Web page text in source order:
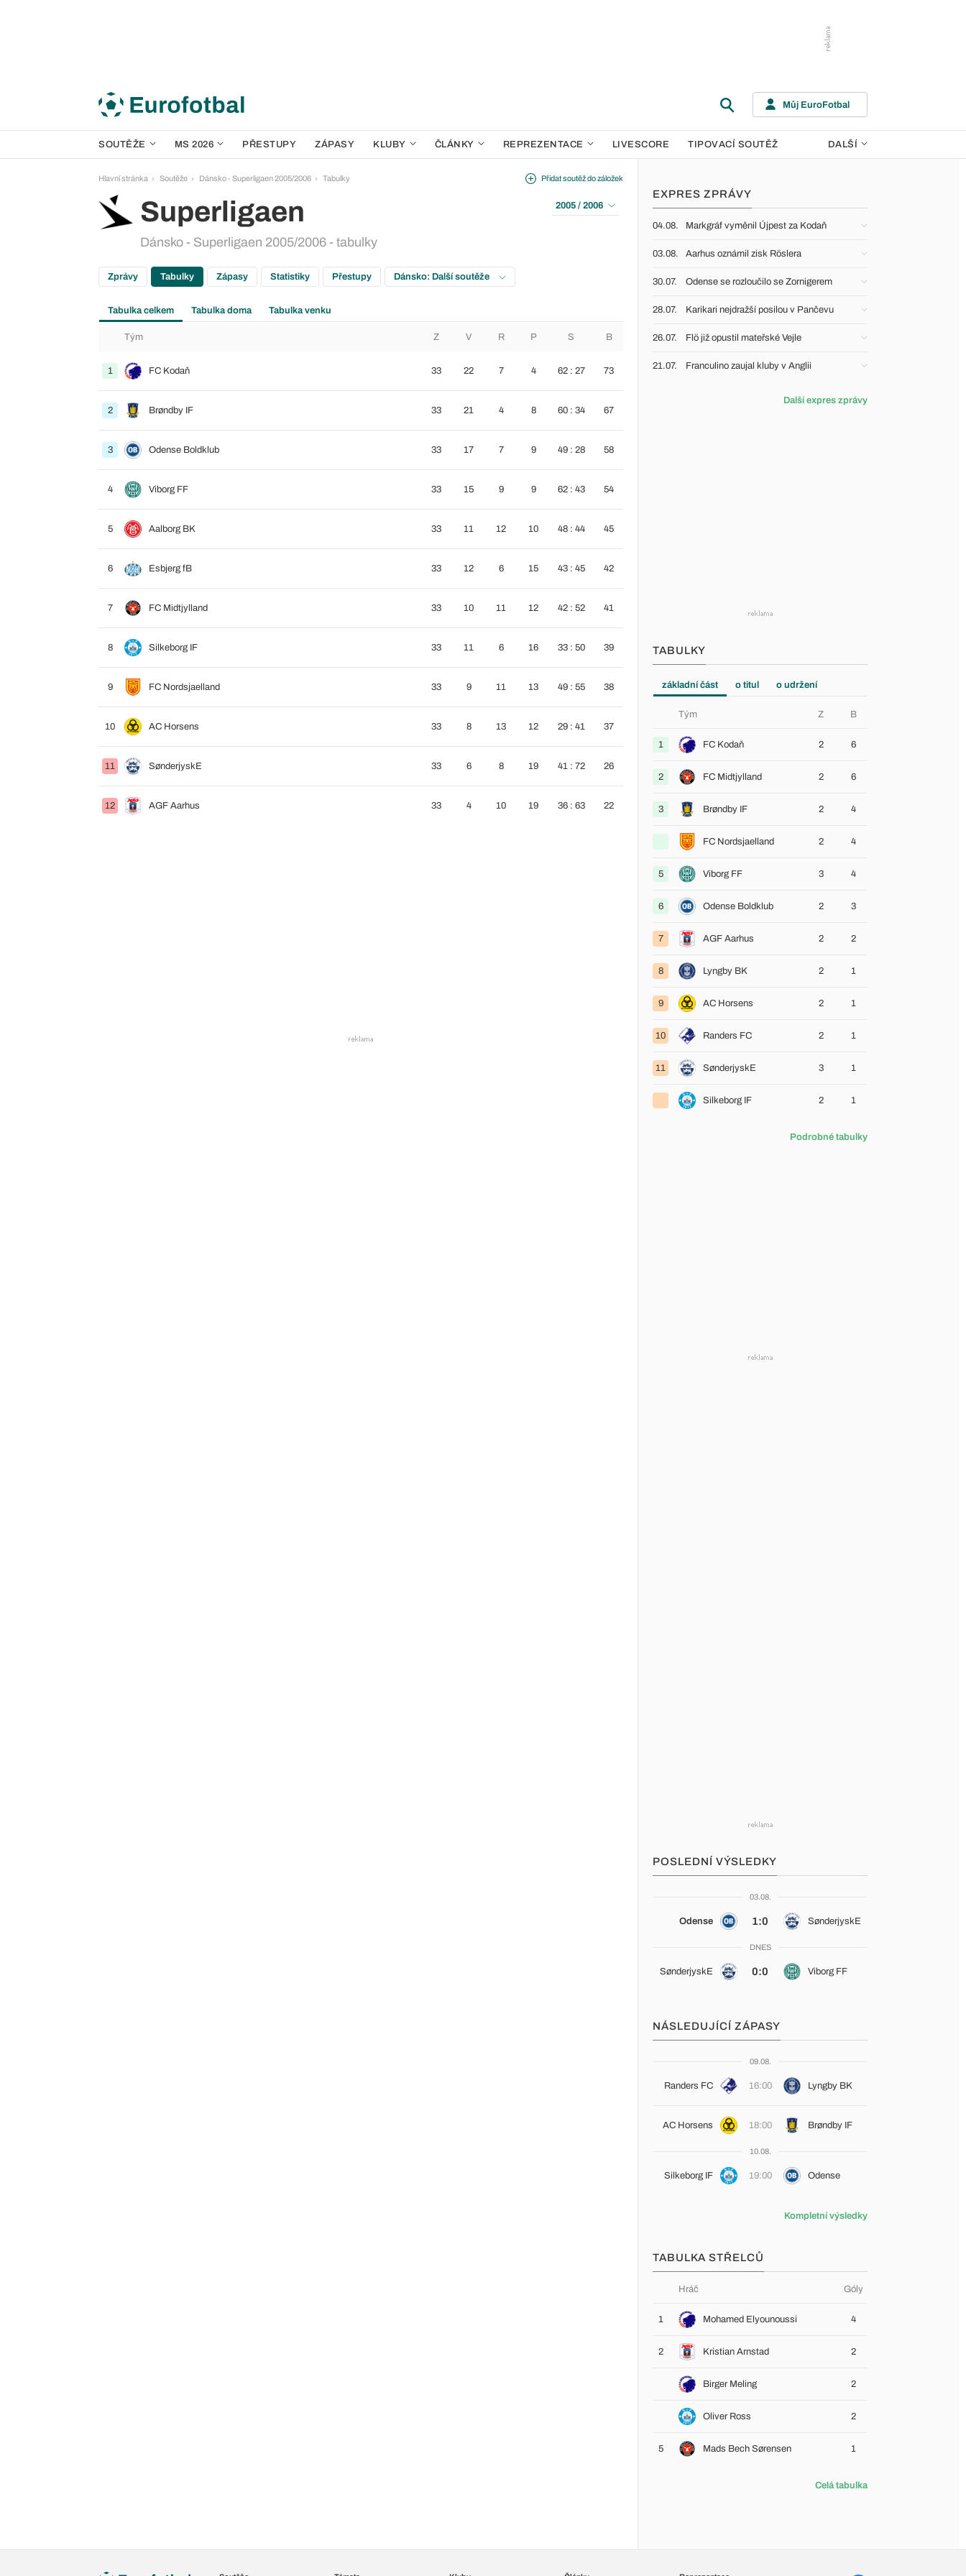
Můj EuroFotbal
SOUTĚŽE MS 2026 PŘESTUPY ZÁPASY KLUBY ČLÁNKY REPREZENTACE LIVESCORE TIPOVACÍ SOUTĚŽ DALŠÍ
Hlavní stránka Soutěže Dánsko - Superligaen 2005/2006 Tabulky
Superligaen
Dánsko - Superligaen 2005/2006 - tabulky
Přidat soutěž do záložek
2005 / 2006
Zprávy Tabulky Zápasy Statistiky Přestupy Dánsko: Další soutěže
Tabulka celkem Tabulka doma Tabulka venku
Tým Z V R P S B
1 FC Kodaň 33 22 7 4 62 : 27 73
2 Brøndby IF 33 21 4 8 60 : 34 67
3 Odense Boldklub 33 17 7 9 49 : 28 58
4 Viborg FF 33 15 9 9 62 : 43 54
5 Aalborg BK 33 11 12 10 48 : 44 45
6 Esbjerg fB 33 12 6 15 43 : 45 42
7 FC Midtjylland 33 10 11 12 42 : 52 41
8 Silkeborg IF 33 11 6 16 33 : 50 39
9 FC Nordsjaelland 33 9 11 13 49 : 55 38
10 AC Horsens 33 8 13 12 29 : 41 37
11 SønderjyskE 33 6 8 19 41 : 72 26
12 AGF Aarhus 33 4 10 19 36 : 63 22
EXPRES ZPRÁVY
04.08. Markgráf vyměnil Újpest za Kodaň
03.08. Aarhus oznámil zisk Röslera
30.07. Odense se rozloučilo se Zornigerem
28.07. Karikari nejdražší posilou v Pančevu
26.07. Flö již opustil mateřské Vejle
21.07. Franculino zaujal kluby v Anglii
Další expres zprávy
TABULKY
základní část o titul o udržení
Tým Z B
1 FC Kodaň 2 6
2 FC Midtjylland 2 6
3 Brøndby IF 2 4
FC Nordsjaelland 2 4
5 Viborg FF 3 4
6 Odense Boldklub 2 3
7 AGF Aarhus 2 2
8 Lyngby BK 2 1
9 AC Horsens 2 1
10 Randers FC 2 1
11 SønderjyskE 3 1
Silkeborg IF 2 1
Podrobné tabulky
POSLEDNÍ VÝSLEDKY
03.08.
Odense 1:0 SønderjyskE
DNES
SønderjyskE 0:0 Viborg FF
NÁSLEDUJÍCÍ ZÁPASY
09.08.
Randers FC 16:00 Lyngby BK
AC Horsens 18:00 Brøndby IF
10.08.
Silkeborg IF 19:00 Odense
Kompletní výsledky
TABULKA STŘELCŮ
Hráč Góly
1 Mohamed Elyounoussi 4
2 Kristian Arnstad 2
Birger Meling 2
Oliver Ross 2
5 Mads Bech Sørensen 1
Celá tabulka